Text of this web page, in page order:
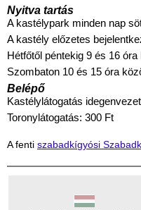
Nyitva tartás
A kastélypark minden nap
A kastély előzetes
Hétfőtől péntekig 9 és 16 óra
Szombaton 10 és 15 óra
Belépő
Kastélylátogatás
Toronylátogatás: 300 Ft
A fenti szabadkígyósi